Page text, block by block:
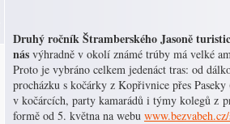
Druhý ročník Štramberského Jasoně
nás výhradně v okolí známé trúby má velké
Proto je vybráno celkem jedenáct tras: od
procházku s kočárky z Kopřivnice přes
v kočárcích, party kamarádů i týmy kolegů z
formě od 5. května na webu